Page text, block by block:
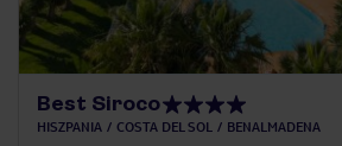
Best Siroco
HISZPANIA COSTA DEL SOL BENALMADENA